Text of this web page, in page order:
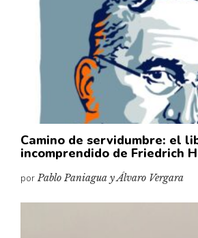
Camino de servidumbre: el
incomprendido de Friedrich
porPablo Paniagua y Álvaro Vergara